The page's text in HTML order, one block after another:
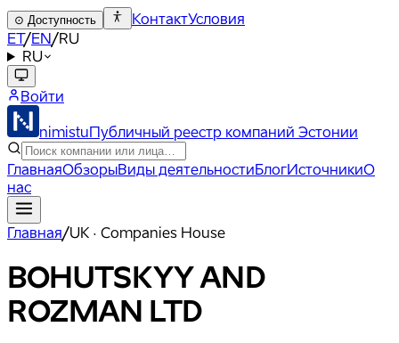
⊙ Доступность КонтактУсловия
ET/EN/RU
RU
Войти
nimistuПубличный реестр компаний Эстонии
ГлавнаяОбзорыВиды деятельностиБлогИсточникиО
нас
Главная/UK · Companies House
BOHUTSKYY AND
ROZMAN LTD